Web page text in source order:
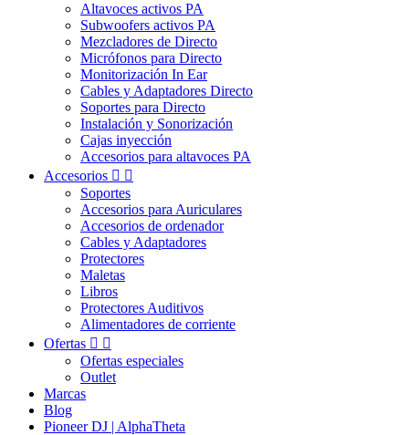
Altavoces activos PA
Subwoofers activos PA
Mezcladores de Directo
Micrófonos para Directo
Monitorización In Ear
Cables y Adaptadores Directo
Soportes para Directo
Instalación y Sonorización
Cajas inyección
Accesorios para altavoces PA
Accesorios  
Soportes
Accesorios para Auriculares
Accesorios de ordenador
Cables y Adaptadores
Protectores
Maletas
Libros
Protectores Auditivos
Alimentadores de corriente
Ofertas  
Ofertas especiales
Outlet
Marcas
Blog
Pioneer DJ | AlphaTheta